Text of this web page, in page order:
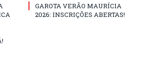
GAROTA VERÃO MAURÍCIA
2026: INSCRIÇÕES ABERTAS!